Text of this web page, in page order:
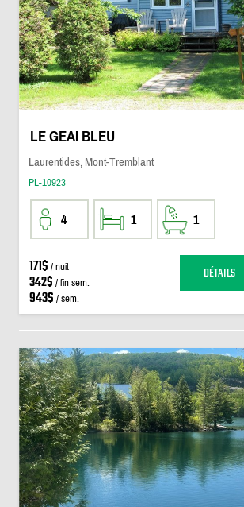
LE GEAI BLEU
Laurentides, Mont-Tremblant
PL-10923
4 1 1
171$ / nuit
342$ / fin sem.
943$ / sem.
DÉTAILS